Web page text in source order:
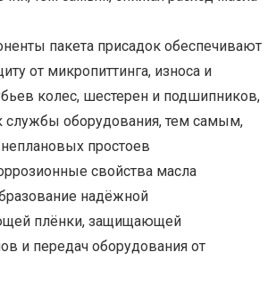
пакета присадок обеспечивают
от микропиттинга, износа и
колес, шестерен и подшипников,
службы оборудования, тем самым,
простоев
свойства масла
надёжной
плёнки, защищающей
и передач оборудования от